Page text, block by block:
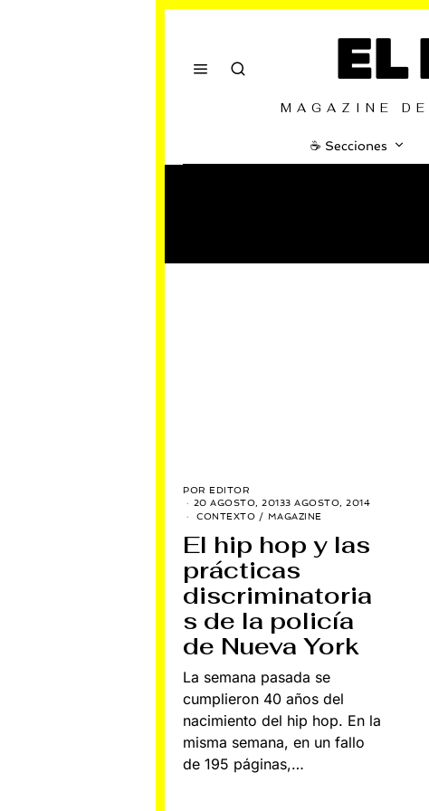
EL
MAGAZINE
☕️ Secciones
POR EDITOR
20 AGOSTO, 20133 AGOSTO, 2014
CONTEXTO / MAGAZINE
El hip hop y las
prácticas
discriminatoria
s de la policía
de Nueva York
La semana pasada se
cumplieron 40 años del
nacimiento del hip hop. En la
misma semana, en un fallo
de 195 páginas,…